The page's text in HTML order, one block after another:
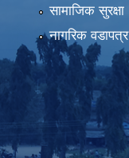
सामाजिक सुरक्षा
नागरिक वडापत्र